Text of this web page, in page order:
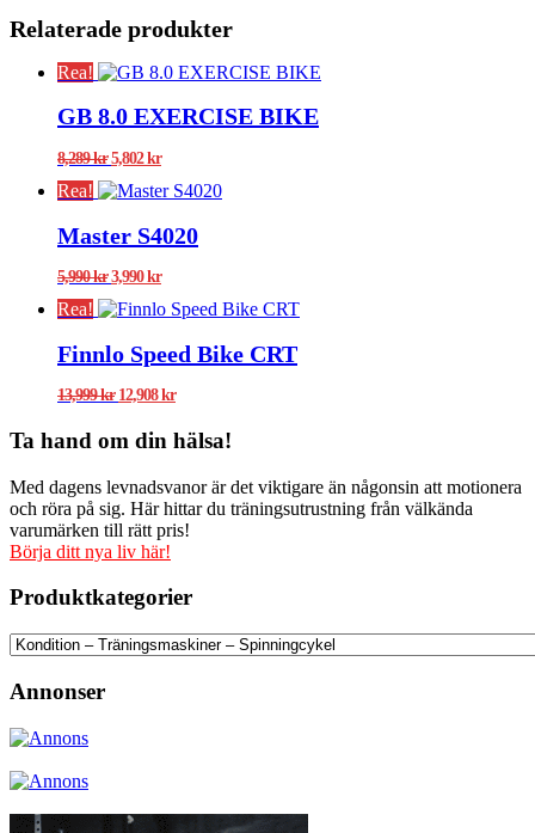
Relaterade produkter
Rea!
GB 8.0 EXERCISE BIKE
8,289kr Det
priset
8,289 kr.
5,802krDet
priset
5,802 kr.
Rea!
Master S4020
5,990kr Det
ursprungliga
priset
5,990 kr.
3,990krDet
priset
3,990 kr.
Rea!
Finnlo Speed Bike CRT
13,999kr Det
priset
var:
12,908krDet
priset
är:
Ta hand om din hälsa!
Med dagens levnadsvanor är det viktigare än någonsin att motionera
och röra på sig. Här hittar du träningsutrustning från välkända
varumärken till rätt pris!
Börja ditt nya liv här!
Produktkategorier
Annonser